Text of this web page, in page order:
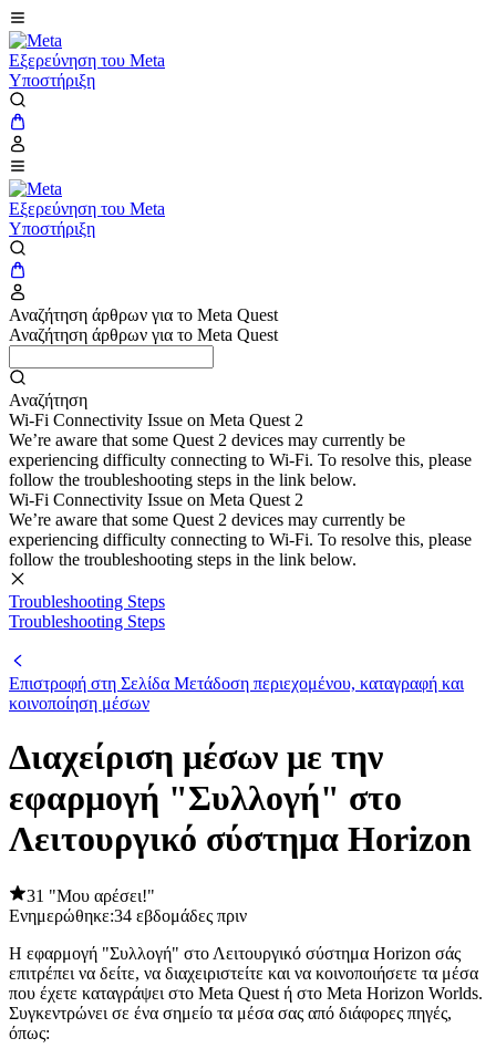
Εξερεύνηση του Meta
Υποστήριξη
Εξερεύνηση του Meta
Υποστήριξη
Αναζήτηση άρθρων για το Meta Quest
Αναζήτηση άρθρων για το Meta Quest
Αναζήτηση
Wi-Fi Connectivity Issue on Meta Quest 2
We’re aware that some Quest 2 devices may currently be
experiencing difficulty connecting to Wi-Fi. To resolve this, please
follow the troubleshooting steps in the link below.
Wi-Fi Connectivity Issue on Meta Quest 2
We’re aware that some Quest 2 devices may currently be
experiencing difficulty connecting to Wi-Fi. To resolve this, please
follow the troubleshooting steps in the link below.
Troubleshooting Steps
Troubleshooting Steps
Επιστροφή στη Σελίδα Μετάδοση περιεχομένου, καταγραφή και
κοινοποίηση μέσων
Διαχείριση μέσων με την
εφαρμογή "Συλλογή" στο
Λειτουργικό σύστημα Horizon
31 "Μου αρέσει!"
Ενημερώθηκε:34 εβδομάδες πριν
Η εφαρμογή "Συλλογή" στο Λειτουργικό σύστημα Horizon σάς
επιτρέπει να δείτε, να διαχειριστείτε και να κοινοποιήσετε τα μέσα
που έχετε καταγράψει στο Meta Quest ή στο Meta Horizon Worlds.
Συγκεντρώνει σε ένα σημείο τα μέσα σας από διάφορες πηγές,
όπως: